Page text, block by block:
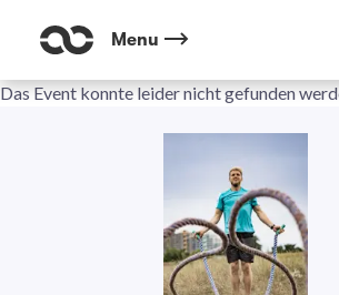
Menu
Das Event konnte leider nicht gefunden